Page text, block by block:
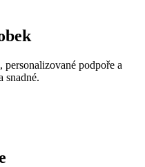
podpoře a
snadné.